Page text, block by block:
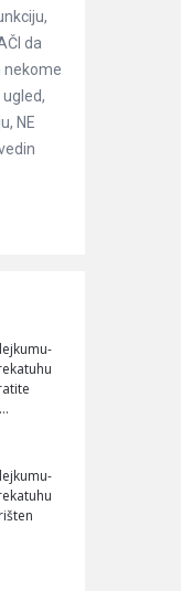
da
nekome
NE